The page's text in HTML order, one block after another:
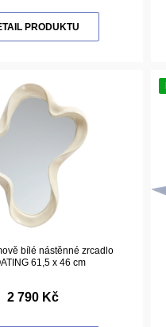
PRODUKTU
bílé nástěnné zrcadlo
61,5 x 46 cm
2 790 Kč